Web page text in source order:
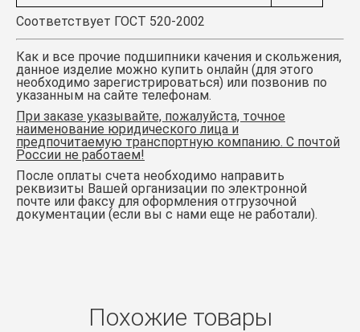
Соответствует ГОСТ 520-2002
Как и все прочие подшипники качения и скольжения,
данное изделие можно купить онлайн (для этого
необходимо зарегистрироваться) или позвонив по
указанным на сайте телефонам.
При заказе указывайте, пожалуйста, точное
наименование юридического лица и
предпочитаемую транспортную компанию. С почтой
России не работаем!
После оплаты счета необходимо направить
реквизиты Вашей организации по электронной
почте или факсу для оформления отгрузочной
документации (если вы с нами еще не работали).
Похожие товары